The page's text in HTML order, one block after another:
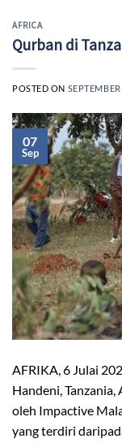
AFRICA
Qurban di
POSTED ON
07
Sep
AFRIKA, 6 Julai
Handeni,
oleh Impactive
yang terdiri